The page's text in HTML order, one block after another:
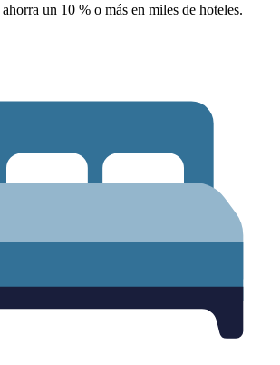
un 10 % o más en miles de hoteles.